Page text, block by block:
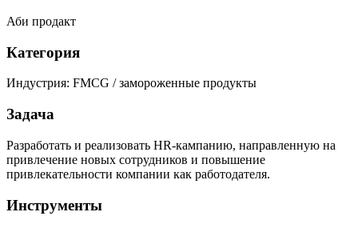
Аби продакт
Категория
Индустрия: FMCG / замороженные продукты
Задача
Разработать и реализовать HR-кампанию, направленную на
привлечение новых сотрудников и повышение
привлекательности компании как работодателя.
Инструменты